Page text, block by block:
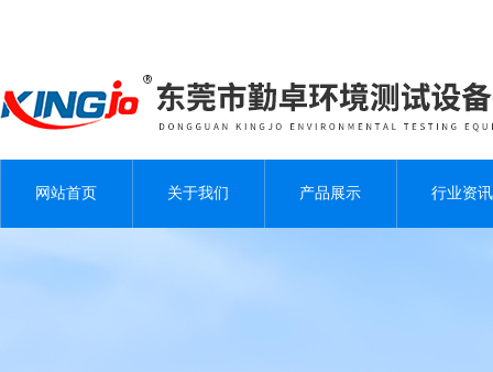
网站首页 关于我们 产品展示 行业资讯